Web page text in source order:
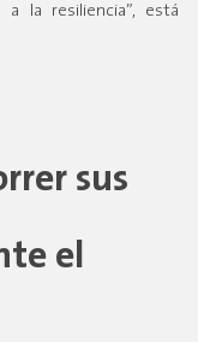
la resiliencia”, está
sus
el